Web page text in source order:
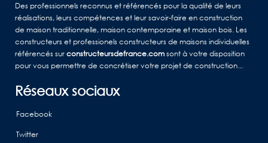
Des professionnels reconnus et référencés pour la qualité de leurs
réalisations, leurs compétences et leur savoir-faire en construction
de maison traditionnelle, maison contemporaine et maison bois. Les
constructeurs et professionels constructeurs de maisons individuelles
référencés surconstructeursdefrance.comsont à votre disposition
pour vous permettre de concrétiser votre projet de construction...
Réseaux sociaux
Facebook
Twitter